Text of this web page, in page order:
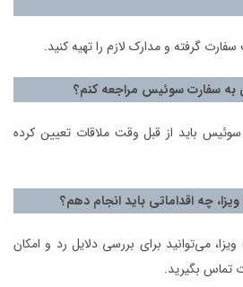
سفارت گرفته و مدارک لازم را تهیه کنید.
به سفارت سوئیس مراجعه کنم؟
باید از قبل وقت ملاقات تعیین کرده
چه اقداماتی باید انجام دهم؟
می‌توانید برای بررسی دلایل رد و امکان
تماس بگیرید.